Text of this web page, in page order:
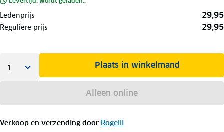
Ledenprijs 29,95
Reguliere prijs 29,95
Plaats in winkelmand
Alleen online
Verkoop en verzending door Rogelli